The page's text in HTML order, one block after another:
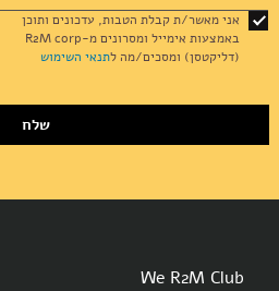
for
Our
Newsletter:
שלח
אני מאשר/ת קבלת הטבות, עדכונים ותוכן
באמצעות אימייל ומסרונים מ-R2M corp
(דליקטסן) ומסכים/מה לתנאי השימוש
We R2M Club